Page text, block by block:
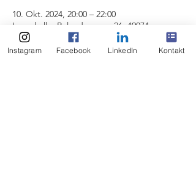
10. Okt. 2024, 20:00 – 22:00
Lagerhalle, Rolandsmauer 26, 49074
Osnabrück, Deutschland
Instagram Facebook LinkedIn Kontakt